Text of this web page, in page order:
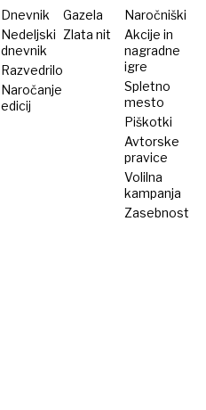
Dnevnik
Nedeljski
dnevnik
Razvedrilo
Naročanje
edicij
Gazela
Zlata nit
Naročniški
Akcije in
nagradne
igre
Spletno
mesto
Piškotki
Avtorske
pravice
Volilna
kampanja
Zasebnost